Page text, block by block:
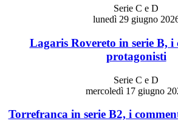
Serie C e D
lunedì 29 giugno
Lagaris Rovereto in serie B, i
protagonisti
Serie C e D
mercoledì 17 giugno
Torrefranca in serie B2, i